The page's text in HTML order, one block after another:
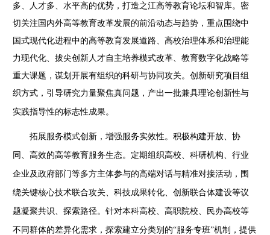
多、人才多、水平高的优势，打造之江高等教育论坛和智库。密
切关注国内外高等教育改革发展的前沿动态与趋势，重点围绕中
国式现代化进程中的高等教育发展道路、高校治理体系和治理能
力现代化、拔尖创新人才自主培养模式改革、教育数字化战略等
重大课题，谋划开展有组织的科研与协同攻关。创新研究项目组
织方式，引导研究力量聚焦真问题，产出一批兼具理论创新性与
实践指导性的标志性成果。
拓展服务模式创新，增强服务实效性。积极构建开放、协
同、高效的高等教育服务生态。定期组织高校、科研机构、行业
企业及政府部门等多方主体参与的高端对话与精准对接活动，围
绕关键核心技术联合攻关、科技成果转化、创新联合体建设等议
题凝聚共识、探索路径。针对本科高校、高职院校、民办高校等
不同群体的差异化需求，探索建立分类别的“服务专班”机制，提供